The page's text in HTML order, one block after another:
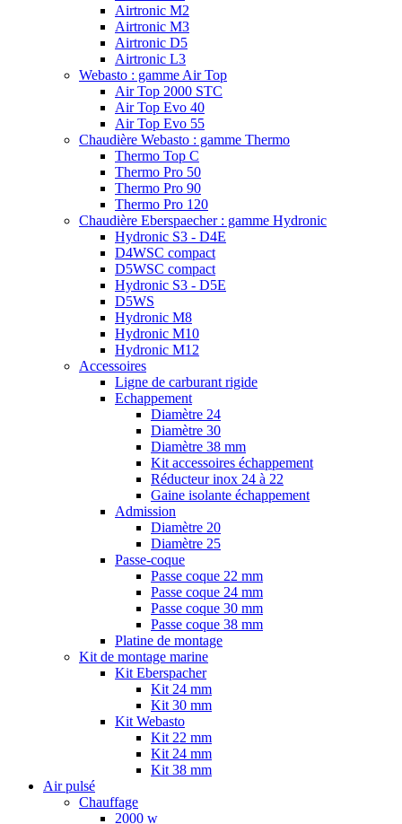
Airtronic M2
Airtronic M3
Airtronic D5
Airtronic L3
Webasto : gamme Air Top
Air Top 2000 STC
Air Top Evo 40
Air Top Evo 55
Chaudière Webasto : gamme Thermo
Thermo Top C
Thermo Pro 50
Thermo Pro 90
Thermo Pro 120
Chaudière Eberspaecher : gamme Hydronic
Hydronic S3 - D4E
D4WSC compact
D5WSC compact
Hydronic S3 - D5E
D5WS
Hydronic M8
Hydronic M10
Hydronic M12
Accessoires
Ligne de carburant rigide
Echappement
Diamètre 24
Diamètre 30
Diamètre 38 mm
Kit accessoires échappement
Réducteur inox 24 à 22
Gaine isolante échappement
Admission
Diamètre 20
Diamètre 25
Passe-coque
Passe coque 22 mm
Passe coque 24 mm
Passe coque 30 mm
Passe coque 38 mm
Platine de montage
Kit de montage marine
Kit Eberspacher
Kit 24 mm
Kit 30 mm
Kit Webasto
Kit 22 mm
Kit 24 mm
Kit 38 mm
Air pulsé
Chauffage
2000 w